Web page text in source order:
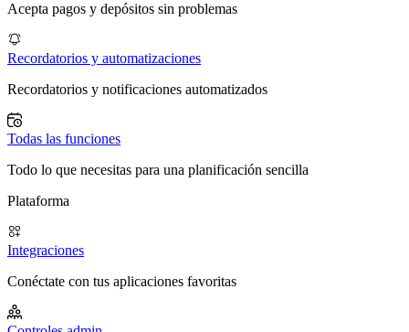
Acepta pagos y depósitos sin problemas
Recordatorios y automatizaciones
Recordatorios y notificaciones automatizados
Todas las funciones
Todo lo que necesitas para una planificación sencilla
Plataforma
Integraciones
Conéctate con tus aplicaciones favoritas